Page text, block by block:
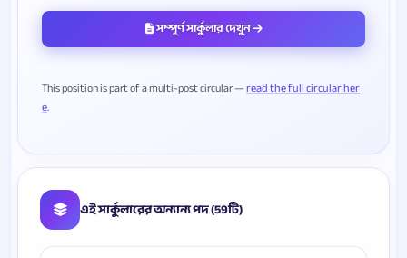
সম্পূর্ণ সার্কুলার দেখুন
This position is part of a multi-post circular —read the full circular her
e
এই সার্কুলারের অন্যান্য পদ (59টি)